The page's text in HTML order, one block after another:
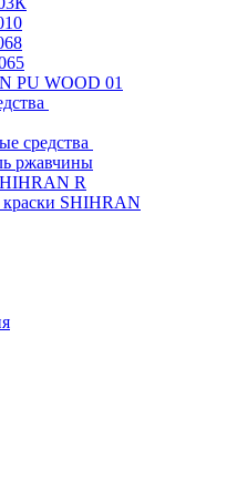
PU WOOD 01
средства
ржавчины
R
SHIHRAN